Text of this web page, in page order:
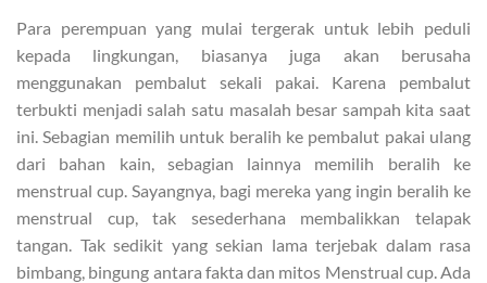
Para perempuan yang mulai tergerak untuk lebih peduli
kepada lingkungan, biasanya juga akan berusaha
menggunakan pembalut sekali pakai. Karena pembalut
terbukti menjadi salah satu masalah besar sampah kita saat
ini. Sebagian memilih untuk beralih ke pembalut pakai ulang
dari bahan kain, sebagian lainnya memilih beralih ke
menstrual cup. Sayangnya, bagi mereka yang ingin beralih ke
menstrual cup, tak sesederhana membalikkan telapak
tangan. Tak sedikit yang sekian lama terjebak dalam rasa
bimbang, bingung antara fakta dan mitos Menstrual cup. Ada